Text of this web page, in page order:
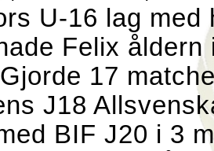
U-16 lag med
Felix
Gjorde 17
J18
BIF J20 i 3